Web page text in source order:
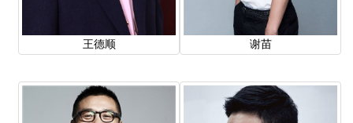
王德顺 谢苗